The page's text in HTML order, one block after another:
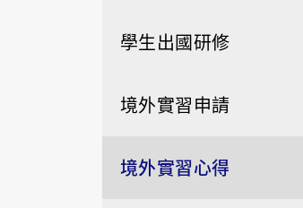
學生出國研修
境外實習申請
境外實習心得